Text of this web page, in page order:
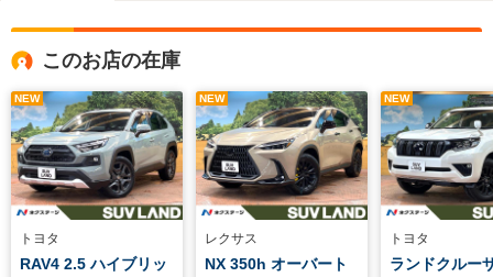
このお店の在庫
NEW
トヨタ
RAV4 2.5 ハイブリッ
NEW
レクサス
NX 350h オーバート
NEW
トヨタ
ランドクルー